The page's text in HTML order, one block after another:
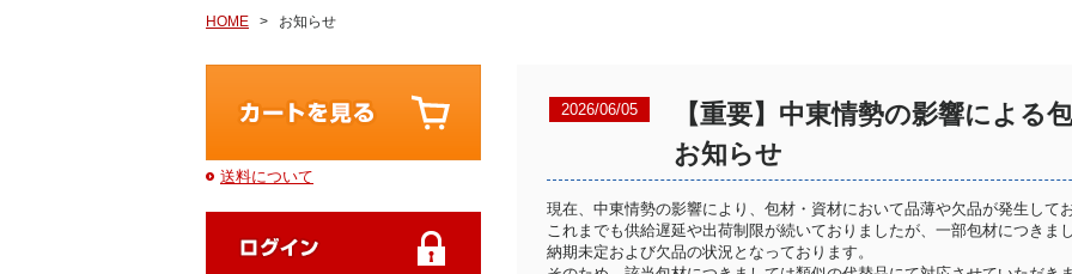
HOME > お知らせ
送料について
2026/06/05
【重要】中東情勢の影響による
お知らせ
現在、中東情勢の影響により、包材・資材において品薄や欠品が発生してお
これまでも供給遅延や出荷制限が続いておりましたが、一部包材につきま
納期未定および欠品の状況となっております。